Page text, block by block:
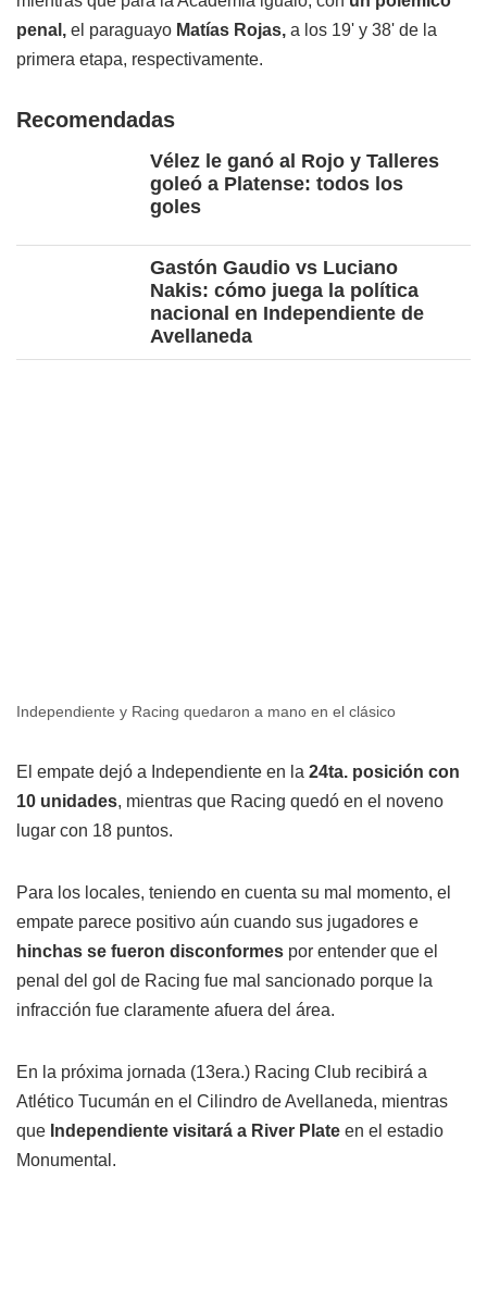
penal, el paraguayo Matías Rojas, a los 19' y 38' de la
primera etapa, respectivamente.
Recomendadas
Vélez le ganó al Rojo y Talleres
goleó a Platense: todos los
goles
Gastón Gaudio vs Luciano
Nakis: cómo juega la política
nacional en Independiente de
Avellaneda
Independiente y Racing quedaron a mano en el clásico
El empate dejó a Independiente en la 24ta. posición con
10 unidades, mientras que Racing quedó en el noveno
lugar con 18 puntos.
Para los locales, teniendo en cuenta su mal momento, el
empate parece positivo aún cuando sus jugadores e
hinchas se fueron disconformes por entender que el
penal del gol de Racing fue mal sancionado porque la
infracción fue claramente afuera del área.
En la próxima jornada (13era.) Racing Club recibirá a
Atlético Tucumán en el Cilindro de Avellaneda, mientras
que Independiente visitará a River Plate en el estadio
Monumental.